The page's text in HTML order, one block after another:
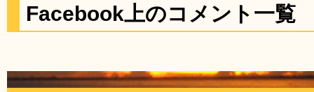
Facebook上のコメント一覧